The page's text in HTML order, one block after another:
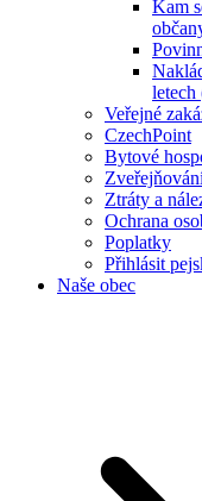
Kam
letech
Veřejné
CzechPoint
Bytové
Ztráty a
Ochrana
Poplatky
Přihlásit
Naše obec